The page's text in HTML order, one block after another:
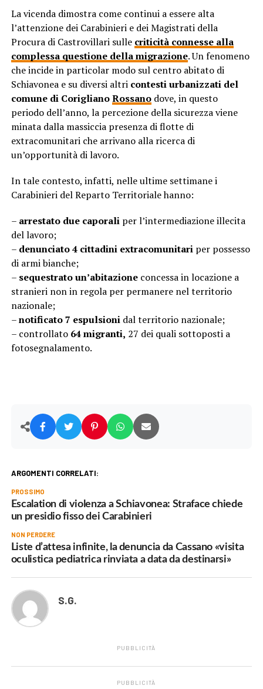
La vicenda dimostra come continui a essere alta
l’attenzione dei Carabinieri e dei Magistrati della
Procura di Castrovillari sulle criticità connesse alla
complessa questione della migrazione. Un fenomeno
che incide in particolar modo sul centro abitato di
Schiavonea e su diversi altri contesti urbanizzati del
comune di CoriglianoRossanodove, in questo
periodo dell’anno, la percezione della sicurezza viene
minata dalla massiccia presenza di flotte di
extracomunitari che arrivano alla ricerca di
un’opportunità di lavoro.
In tale contesto, infatti, nelle ultime settimane i
Carabinieri del Reparto Territoriale hanno:
– arrestato due caporaliper l’intermediazione illecita
del lavoro;
– denunciato 4 cittadini extracomunitariper possesso
di armi bianche;
– sequestrato un’abitazioneconcessa in locazione a
stranieri non in regola per permanere nel territorio
nazionale;
–notificato 7 espulsionidal territorio nazionale;
– controllato 64 migranti, 27 dei quali sottoposti a
fotosegnalamento.
ARGOMENTI CORRELATI:
PROSSIMO
Escalation di violenza a Schiavonea: Straface chiede
un presidio fisso dei Carabinieri
NON PERDERE
Liste d’attesa infinite, la denuncia da Cassano «visita
oculistica pediatrica rinviata a data da destinarsi»
S.G.
PUBBLICITÀ
PUBBLICITÀ